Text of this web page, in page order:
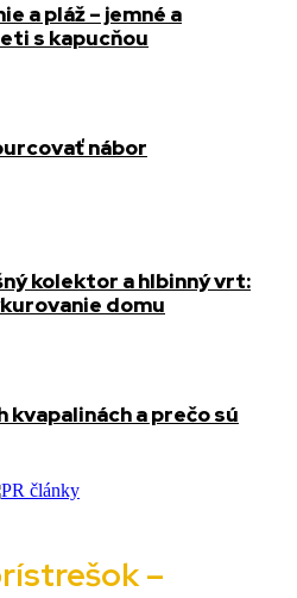
a pláž – jemné a
s kapucňou
nábor
kolektor a hlbinný vrt:
domu
a prečo sú
–